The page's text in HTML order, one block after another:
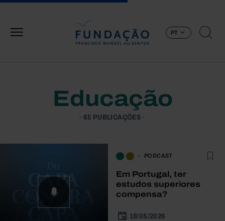
PT
Educação
65 PUBLICAÇÕES
PODCAST
Em Portugal, ter
estudos superiores
compensa?
19/05/2026